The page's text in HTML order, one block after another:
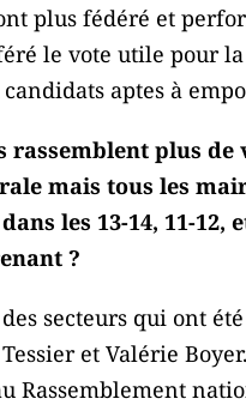
plus fédéré et
le vote utile pour
aptes à
rassemblent plus
mais tous les
les 13-14, 11-
?
secteurs qui ont
et Valérie
Rassemblement